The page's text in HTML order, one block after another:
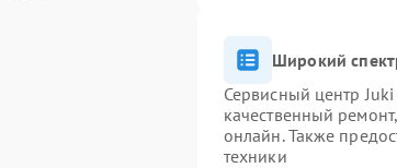
Широкий
Сервисный центр
качественный
онлайн. Также
техники